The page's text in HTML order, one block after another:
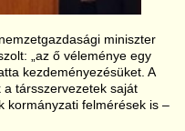
miniszter
„az ő véleménye egy
kezdeményezésüket. A
társszervezetek saját
kormányzati felmérések is –